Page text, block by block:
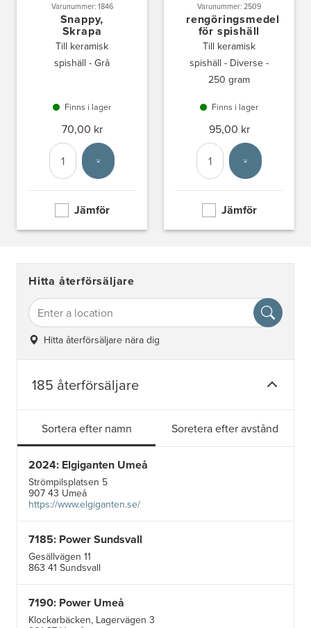
Varunummer: 1846
Snappy,
Skrapa
Till keramisk
spishäll - Grå
Finns i lager
70,00 kr
Antal
Välj enhet
Jämför
Varunummer: 2509
rengöringsmedel
för spishäll
Till keramisk
spishäll - Diverse -
250 gram
Finns i lager
95,00 kr
Antal
Välj enhet
Jämför
Hitta återförsäljare
Hitta återförsäljare nära dig
185 återförsäljare
Sortera efter namn Soretera efter avstånd
2024: Elgiganten Umeå
Strömpilsplatsen 5
907 43 Umeå
https://www.elgiganten.se/
7185: Power Sundsvall
Gesällvägen 11
863 41 Sundsvall
7190: Power Umeå
Klockarbäcken, Lagervägen 3